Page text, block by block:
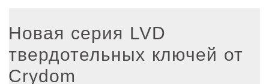
Новая серия LVD
твердотельных ключей от
Crydom